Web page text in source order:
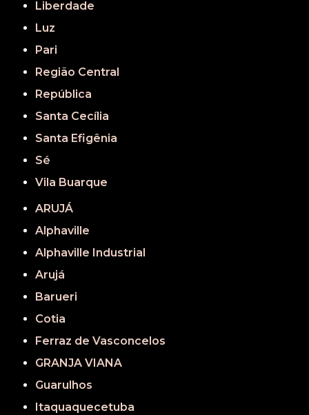
Liberdade
Luz
Pari
Região Central
República
Santa Cecília
Santa Efigênia
Sé
Vila Buarque
ARUJÁ
Alphaville
Alphaville Industrial
Arujá
Barueri
Cotia
Ferraz de Vasconcelos
GRANJA VIANA
Guarulhos
Itaquaquecetuba